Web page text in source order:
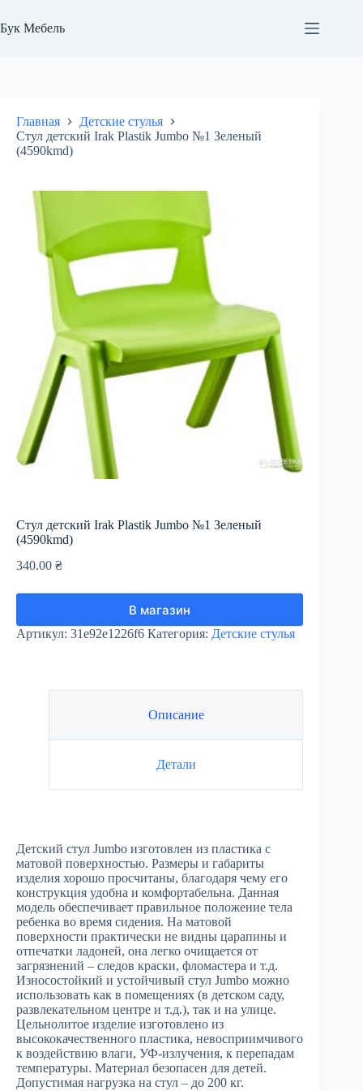
к
сути
Бук Мебель
Главная
Детские стулья
Стул детский Irak Plastik Jumbo №1 Зеленый
(4590kmd)
Стул детский Irak Plastik Jumbo №1 Зеленый
(4590kmd)
340.00 ₴
В магазин
Артикул: 31e92e1226f6 Категория: Детские стулья
Описание
Детали
Детский стул Jumbo изготовлен из пластика с
матовой поверхностью. Размеры и габариты
изделия хорошо просчитаны, благодаря чему его
конструкция удобна и комфортабельна. Данная
модель обеспечивает правильное положение тела
ребенка во время сидения. На матовой
поверхности практически не видны царапины и
отпечатки ладоней, она легко очищается от
загрязнений – следов краски, фломастера и т.д.
Износостойкий и устойчивый стул Jumbo можно
использовать как в помещениях (в детском саду,
развлекательном центре и т.д.), так и на улице.
Цельнолитое изделие изготовлено из
высококачественного пластика, невосприимчивого
к воздействию влаги, УФ-излучения, к перепадам
температуры. Материал безопасен для детей.
Допустимая нагрузка на стул – до 200 кг.